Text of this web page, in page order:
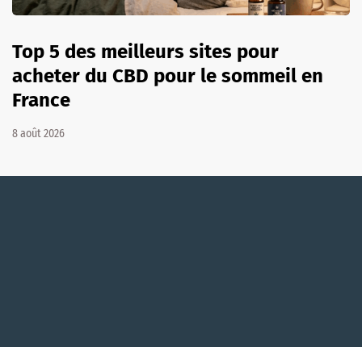
Top 5 des meilleurs sites pour
acheter du CBD pour le sommeil en
France
8 août 2026